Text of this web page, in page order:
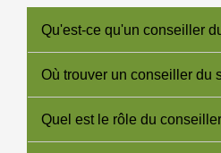
Qu'est-ce qu'un conseiller
Où trouver un conseiller du
Quel est le rôle du